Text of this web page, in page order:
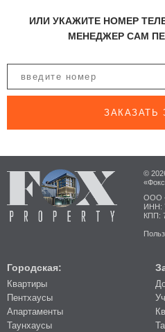
ИЛИ УКАЖИТЕ НОМЕР
МЕНЕДЖЕР САМ
ЗАКАЗАТЬ
©
ООО
ИНН:
КПП:
Городская:
Квартиры
Пентхаусы
Апартаменты
Таунхаусы